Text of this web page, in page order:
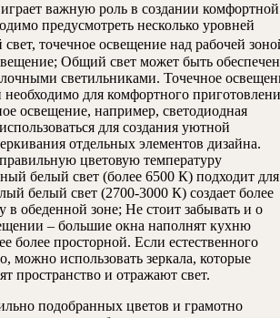
важную роль в создании комфортной
предусмотреть несколько уровней
точечное освещение над рабочей
Общий свет может быть обеспечен
светильниками. Точечное
необходимо для комфортного
освещение, например, светодиодная
для создания уютной
отдельных элементов дизайна.
цветовую температуру
белый свет (более 6500 К) подходит для
белый свет (2700-3000 К) создает более
обеденной зоне; Не стоит забывать и о
– большие окна наполнят кухню
более просторной. Если естественного
можно использовать зеркала, которые
пространство и отражают свет.
подобранных цветов и грамотно